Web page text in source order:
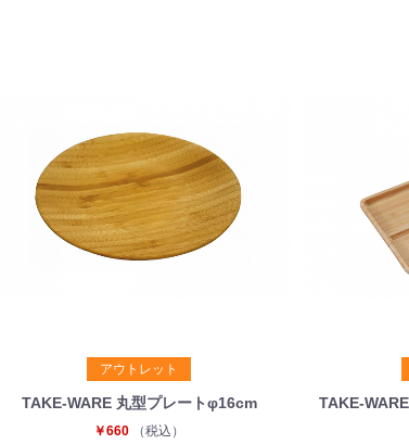
アウトレット
TAKE-WARE 丸型プレートφ16cm
￥660 （税込）
TAKE-